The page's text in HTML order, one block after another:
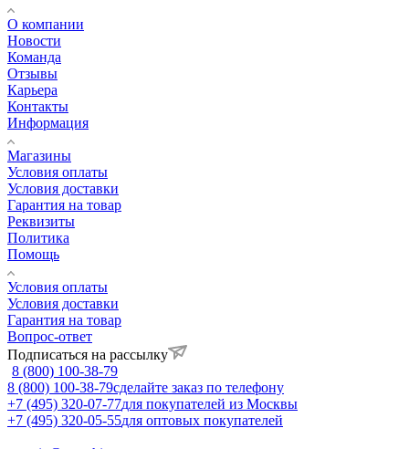
О компании
Новости
Команда
Отзывы
Карьера
Контакты
Информация
Магазины
Условия оплаты
Условия доставки
Гарантия на товар
Реквизиты
Политика
Помощь
Условия оплаты
Условия доставки
Гарантия на товар
Вопрос-ответ
Подписаться на рассылку
8 (800) 100-38-79
8 (800) 100-38-79сделайте заказ по телефону
+7 (495) 320-07-77для покупателей из Москвы
+7 (495) 320-05-55для оптовых покупателей